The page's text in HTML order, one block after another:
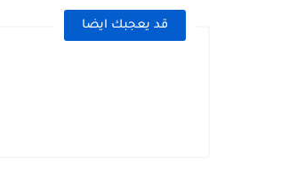
قد يعجبك ايضا